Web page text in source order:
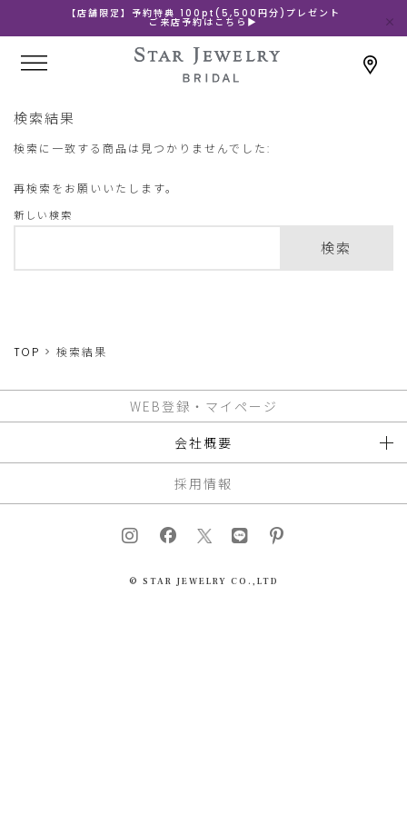
【店舗限定】予約特典 100pt(5,500円分)プレゼント
ご来店予約はこちら▶
検索結果
検索に一致する商品は見つかりませんでした:
再検索をお願いいたします。
新しい検索
検索
TOP 検索結果
WEB登録・マイページ
会社概要
採用情報
© STAR JEWELRY CO.,LTD